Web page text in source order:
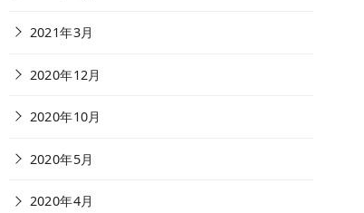
2021年3月
2020年12月
2020年10月
2020年5月
2020年4月